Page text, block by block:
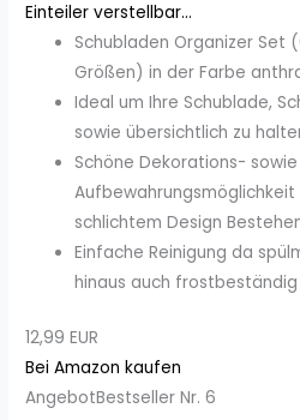
Einteiler verstellbar...
Schubladen Organizer Set
Größen) in der Farbe
Ideal um Ihre Schublade,
sowie übersichtlich zu
Schöne Dekorations- sowie
schlichtem Design
Einfache Reinigung da
hinaus auch frostbeständig
12,99 EUR
Bei Amazon kaufen
AngebotBestseller Nr. 6